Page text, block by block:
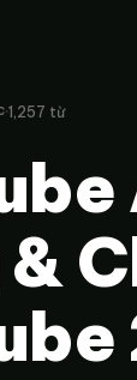
·1,257 từ